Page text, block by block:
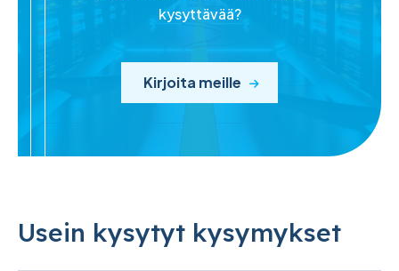
kysyttävää?
Kirjoita meille
Usein kysytyt kysymykset